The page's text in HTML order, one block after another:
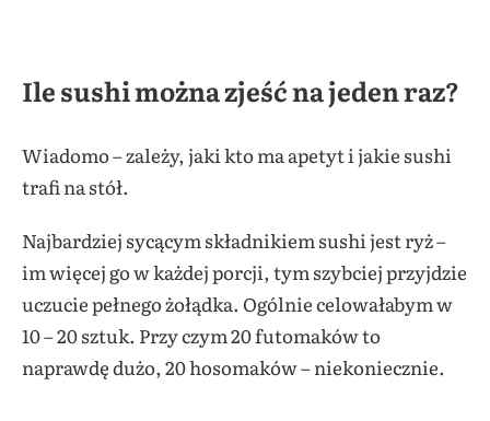
Ile sushi można zjeść na jeden raz?
Wiadomo – zależy, jaki kto ma apetyt i jakie sushi
trafi na stół.
Najbardziej sycącym składnikiem sushi jest ryż –
im więcej go w każdej porcji, tym szybciej przyjdzie
uczucie pełnego żołądka. Ogólnie celowałabym w
10 – 20 sztuk. Przy czym 20 futomaków to
naprawdę dużo, 20 hosomaków – niekoniecznie.